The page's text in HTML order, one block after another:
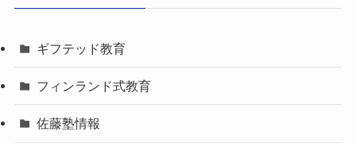
ギフテッド教育
フィンランド式教育
佐藤塾情報